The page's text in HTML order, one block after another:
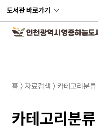
도서관 바로가기
홈 〉 자료검색 〉 카테고리분류
카테고리분류